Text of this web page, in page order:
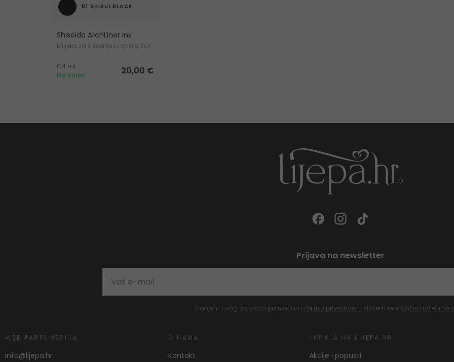
01 SHIBUI BLACK
Shiseido ArchLiner Ink
Mlijeko za čišćenje i vodica 2u1
0,4 ml
Na zalihi
20,00 €
Prijava na newsletter
Slanjem ovog obrasca prihvaćam Politiku privatnosti i slažem se s Općim uvjetima
WEB PARFUMERIJA
info@lijepa.hr
O NAMA
Kontakt
KUPNJA NA LIJEPA.HR
Akcije i popusti